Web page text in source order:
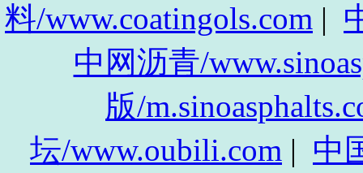
料/www.coatingols.com |
中网沥青/
版/
坛/www.oubili.com | 中